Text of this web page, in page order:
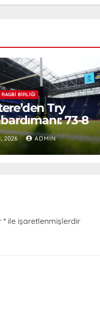
RAGBI BIRLIĞI
Try
73-8
2026 ADMIN
* ile işaretlenmişlerdir